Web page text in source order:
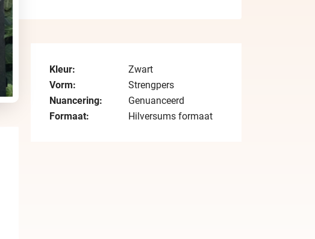
Kleur:
Zwart
Vorm:
Strengpers
Nuancering:
Genuanceerd
Formaat:
Hilversums formaat